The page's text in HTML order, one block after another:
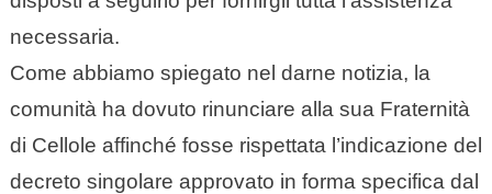
necessaria.
Come abbiamo spiegato nel darne notizia, la
comunità ha dovuto rinunciare alla sua Fraternità
di Cellole affinché fosse rispettata l’indicazione del
decreto singolare approvato in forma specifica dal